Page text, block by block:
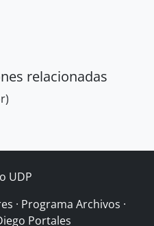
relacionadas
· Programa Archivos ·
Portales